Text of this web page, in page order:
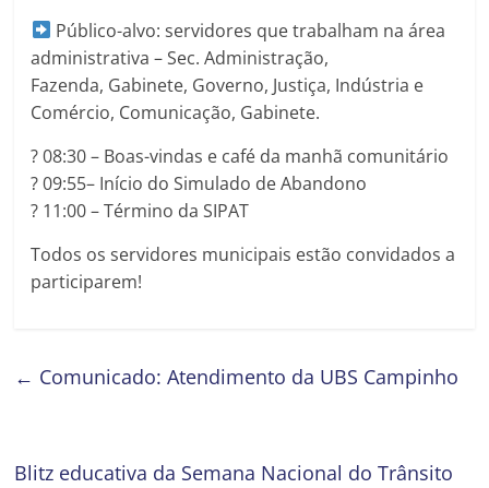
Público-alvo: servidores que trabalham na área
administrativa – Sec. Administração,
Fazenda, Gabinete, Governo, Justiça, Indústria e
Comércio, Comunicação, Gabinete.
? 08:30 – Boas-vindas e café da manhã comunitário
? 09:55– Início do Simulado de Abandono
? 11:00 – Término da SIPAT
Todos os servidores municipais estão convidados a
participarem!
← Comunicado: Atendimento da UBS Campinho
Blitz educativa da Semana Nacional do Trânsito